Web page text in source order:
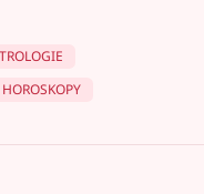
HOROSKOPY